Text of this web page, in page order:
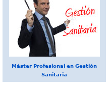
Máster Profesional en Gestión
Sanitaria